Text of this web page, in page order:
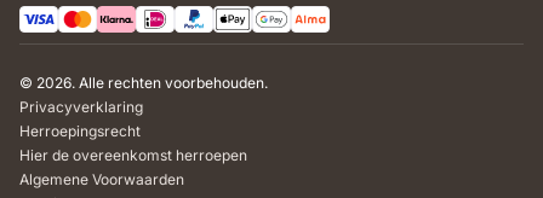
© 2026. Alle rechten voorbehouden.
Privacyverklaring
Herroepingsrecht
Hier de overeenkomst herroepen
Algemene Voorwaarden